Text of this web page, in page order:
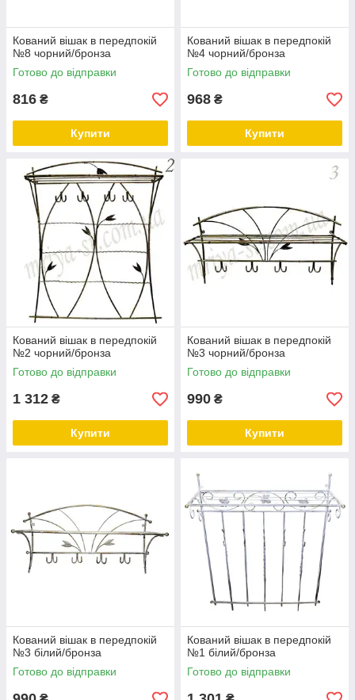
Кований вішак в передпокій
№8 чорний/бронза
Готово до відправки
816 ₴
Купити
Кований вішак в передпокій
№4 чорний/бронза
Готово до відправки
968 ₴
Купити
Кований вішак в передпокій
№2 чорний/бронза
Готово до відправки
1 312 ₴
Купити
Кований вішак в передпокій
№3 чорний/бронза
Готово до відправки
990 ₴
Купити
Кований вішак в передпокій
№3 білий/бронза
Готово до відправки
Кований вішак в передпокій
№1 білий/бронза
Готово до відправки